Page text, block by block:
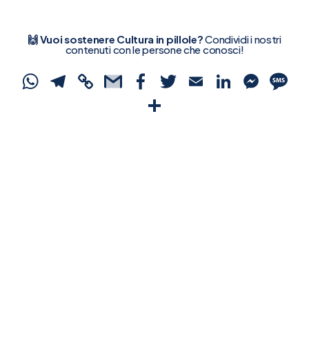
🙌 Vuoi sostenere Cultura in pillole?Condividi i nostri
contenuti con le persone che conosci!
WhatsApp
Telegram
CopyGmailFacebook
Twitter
Email